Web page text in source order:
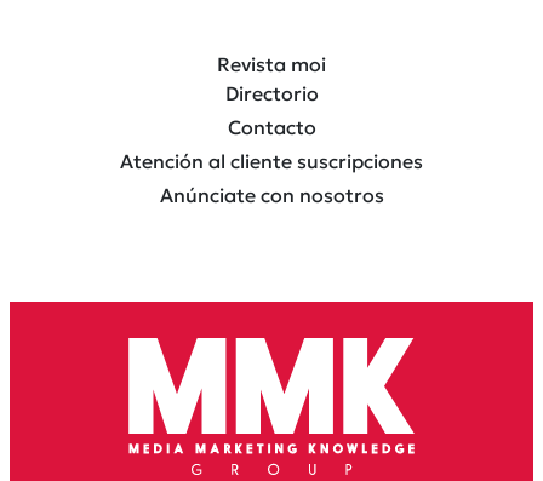
Revista moi
Directorio
Contacto
Atención al cliente suscripciones
Anúnciate con nosotros